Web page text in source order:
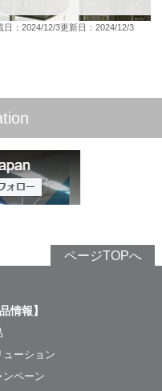
日：2024/12/3更新日：2024/12/3
ページTOPへ
情報】
ューション
ンペーン